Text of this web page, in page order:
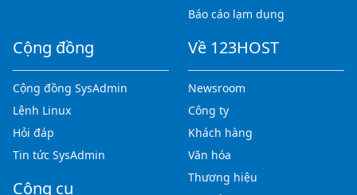
Báo cáo lạm dụng
Cộng đồng
Cộng đồng SysAdmin
Lệnh Linux
Hỏi đáp
Tin tức SysAdmin
Công cụ
Về 123HOST
Newsroom
Công ty
Khách hàng
Văn hóa
Thương hiệu